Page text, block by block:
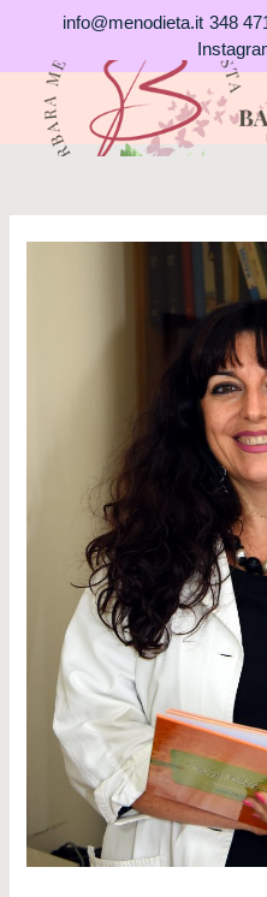
contenuto
info@menodieta.it 348